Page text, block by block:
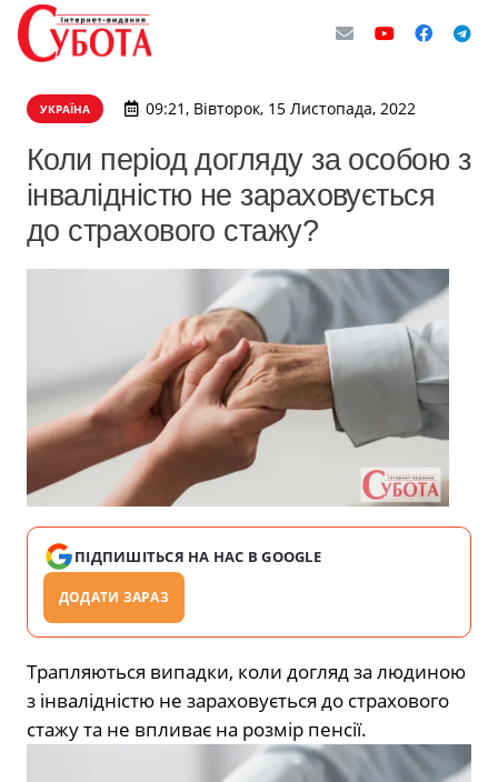
УКРАЇНА 09:21, Вівторок, 15 Листопада, 2022
Коли період догляду за особою з
інвалідністю не зараховується
до страхового стажу?
ПІДПИШІТЬСЯ НА НАС В GOOGLE
ДОДАТИ ЗАРАЗ
Трапляються випадки, коли догляд за людиною
з інвалідністю не зараховується до страхового
стажу та не впливає на розмір пенсії.